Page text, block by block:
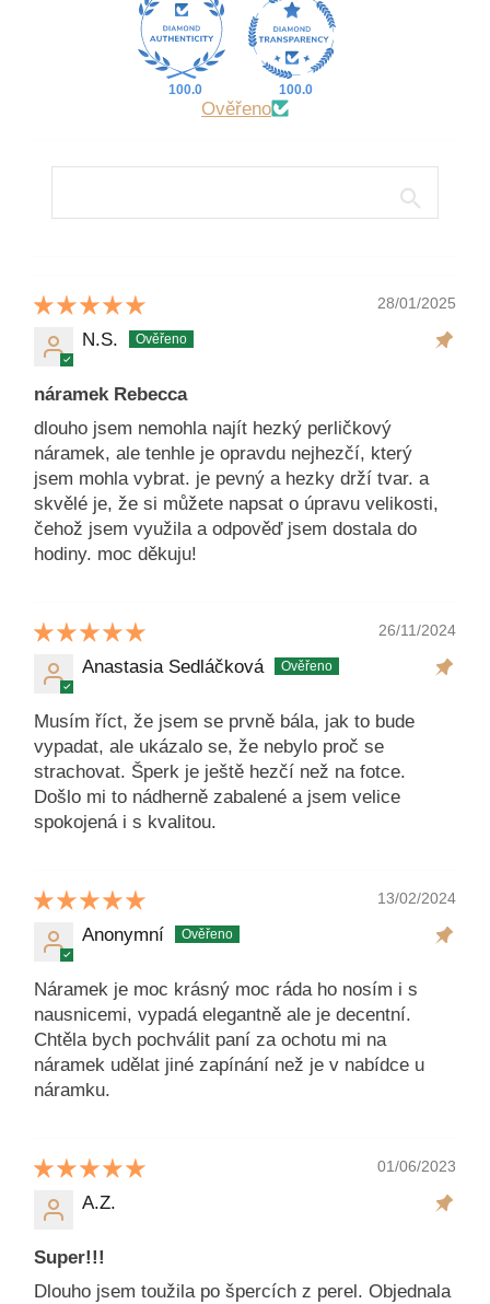
100.0 100.0
Ověřeno
28/01/2025
N.S.
náramek Rebecca
dlouho jsem nemohla najít hezký perličkový
náramek, ale tenhle je opravdu nejhezčí, který
jsem mohla vybrat. je pevný a hezky drží tvar. a
skvělé je, že si můžete napsat o úpravu velikosti,
čehož jsem využila a odpověď jsem dostala do
hodiny. moc děkuju!
26/11/2024
Anastasia Sedláčková
Musím říct, že jsem se prvně bála, jak to bude
vypadat, ale ukázalo se, že nebylo proč se
strachovat. Šperk je ještě hezčí než na fotce.
Došlo mi to nádherně zabalené a jsem velice
spokojená i s kvalitou.
13/02/2024
Anonymní
Náramek je moc krásný moc ráda ho nosím i s
nausnicemi, vypadá elegantně ale je decentní.
Chtěla bych pochválit paní za ochotu mi na
náramek udělat jiné zapínání než je v nabídce u
náramku.
01/06/2023
A.Z.
Super!!!
Dlouho jsem toužila po špercích z perel. Objednala